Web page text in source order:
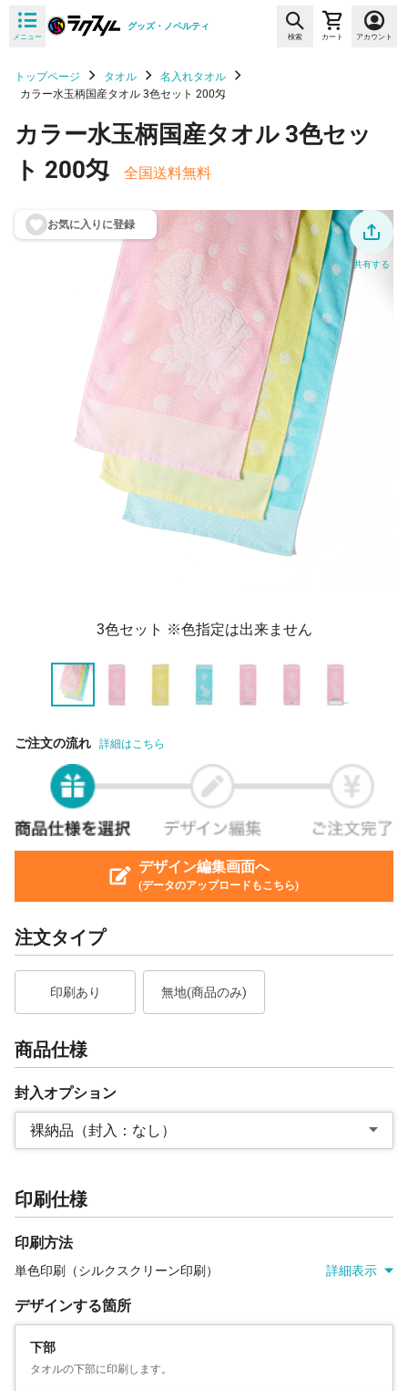
メニュー
グッズ・ノベルティ
検索 カート アカウント
トップページ タオル
名入れタオル
カラー水玉柄国産タオル 3色セット 200匁
カラー水玉柄国産タオル 3色セッ
ト 200匁
全国送料無料
お気に入りに登録
共有する
ご注文の流れ 詳細はこちら
デザイン編集画面へ
(データのアップロードもこちら)
3色セット ※色指定は出来ません
注文タイプ
印刷あり 無地(商品のみ)
商品仕様
封入オプション
裸納品（封入：なし）
印刷仕様
印刷方法
単色印刷（シルクスクリーン印刷） 詳細表示
デザインする箇所
下部
タオルの下部に印刷します。